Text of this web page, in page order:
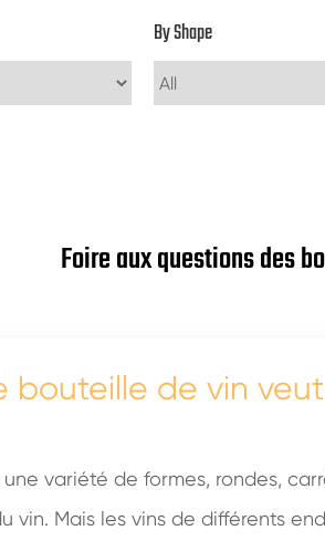
By Shape
Foire aux questions des
bouteille de vin
variété de formes, rondes,
vin. Mais les vins de différents